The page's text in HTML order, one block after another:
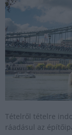
Tételről tételre
ráadásul az